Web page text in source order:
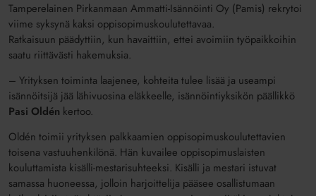
Tamperelainen Pirkanmaan Ammatti-Isännöinti Oy (Pamis) rekrytoi
viime syksynä kaksi oppisopimuskoulutettavaa.
Ratkaisuun päädyttiin, kun havaittiin, ettei avoimiin työpaikkoihin
saatu riittävästi hakemuksia.
– Yrityksen toiminta laajenee, kohteita tulee lisää ja useampi
isännöitsijä jää lähivuosina eläkkeelle, isännöintiyksikön päällikkö
Pasi Oldén kertoo.
Oldén toimii yrityksen palkkaamien oppisopimuskoulutettavien
toisena vastuuhenkilönä. Hän kuvailee oppisopimuslaisten
kouluttamista kisälli-mestarisuhteeksi. Kisälli ja mestari istuvat
samassa huoneessa, jolloin harjoittelija pääsee osallistumaan